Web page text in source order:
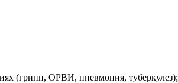
(грипп, ОРВИ, пневмония, туберкулез);